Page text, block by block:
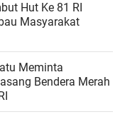
Hut Ke 81 RI
Masyarakat
Meminta
Bendera Merah